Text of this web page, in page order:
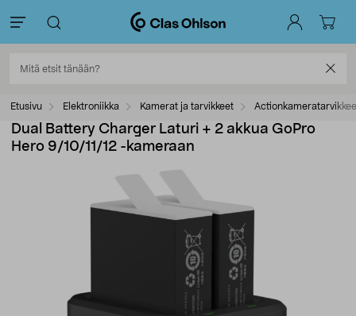
Etusivu Elektroniikka Kamerat ja tarvikkeet
Dual Battery Charger Laturi + 2 akkua GoPro
Hero 9/10/11/12 -kameraan